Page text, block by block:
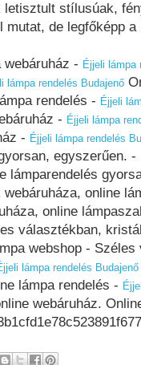
letisztult stílusúak,
de legfőképp
- Éjjeli lámpa
lámpa rendelés Budajenő
rendelés - Éjjeli
- Éjjeli lámpa
- Éjjeli lámpa rendelés
egyszerűen. -
lámparendelés
webáruháza, online
online
választékban,
webshop -
lámpa rendelés Budajenő
lámpa rendelés -
webáruház.